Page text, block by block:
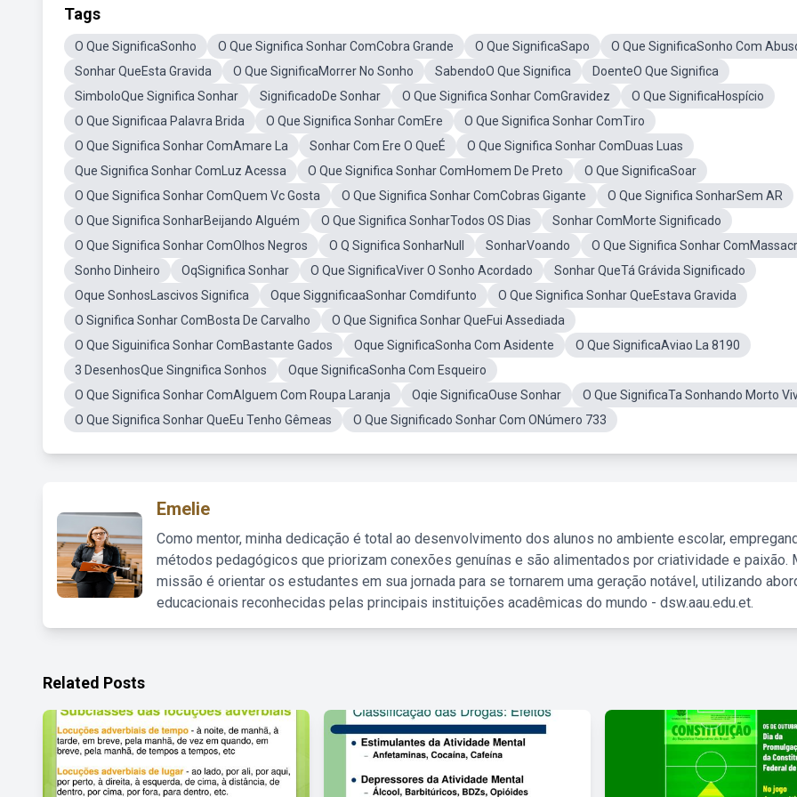
Tags
O Que SignificaSonho O Que Significa Sonhar ComCobra Grande O Que SignificaSapo
O Que SignificaSonho Com
Sonhar QueEsta Gravida
O Que SignificaMorrer No Sonho SabendoO Que Significa
DoenteO Que Significa
SimboloQue Significa Sonhar
SignificadoDe Sonhar O Que Significa Sonhar ComGravidez
O Que SignificaHospício
O Que Significaa Palavra Brida
O Que Significa Sonhar ComEre
O Que Significa Sonhar ComTiro
O Que Significa Sonhar ComAmare La
Sonhar Com Ere O QueÉ
O Que Significa Sonhar ComDuas Luas
Que Significa Sonhar ComLuz Acessa
O Que Significa Sonhar ComHomem De Preto
O Que SignificaSoar
O Que Significa Sonhar ComQuem Vc Gosta
O Que Significa Sonhar ComCobras Gigante
O Que Significa SonharSem AR
O Que Significa SonharBeijando Alguém
O Que Significa SonharTodos OS Dias
Sonhar ComMorte Significado
O Que Significa Sonhar ComOlhos Negros
O Q Significa SonharNull SonharVoando
O Que Significa Sonhar
Sonho Dinheiro
OqSignifica Sonhar O Que SignificaViver O Sonho Acordado
Sonhar QueTá Grávida Significado
Oque SonhosLascivos Significa
Oque SiggnificaaSonhar Comdifunto
O Que Significa Sonhar QueEstava Gravida
O Significa Sonhar ComBosta De Carvalho
O Que Significa Sonhar QueFui Assediada
O Que Siguinifica Sonhar ComBastante Gados
Oque SignificaSonha Com Asidente
O Que SignificaAviao La 8190
3 DesenhosQue Singnifica Sonhos
Oque SignificaSonha Com Esqueiro
O Que Significa Sonhar ComAlguem Com Roupa Laranja
Oqie SignificaOuse Sonhar
O Que SignificaTa Sonhando Morto
O Que Significa Sonhar QueEu Tenho Gêmeas
O Que Significado Sonhar Com ONúmero 733
Emelie
Como mentor, minha dedicação é total ao desenvolvimento dos alunos no ambiente escolar,
métodos pedagógicos que priorizam conexões genuínas e são alimentados por criatividade e paixão.
missão é orientar os estudantes em sua jornada para se tornarem uma geração notável, utilizando
educacionais reconhecidas pelas principais instituições acadêmicas do mundo - dsw.aau.edu.et.
Related Posts